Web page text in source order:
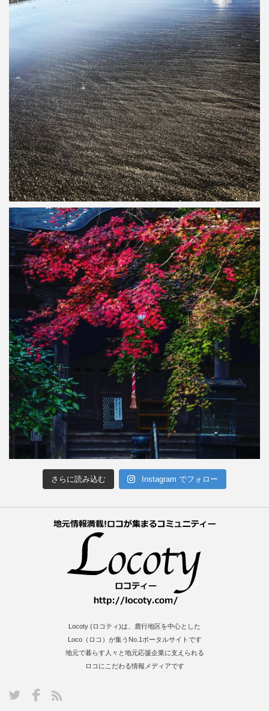
さらに読み込む Instagram でフォロー
Locoty (ロコティ)は、鹿行地区を中心とした
Loco（ロコ）が集うNo.1ポータルサイトです
地元で暮らす人々と地元応援企業に支えられる
ロコにこだわる情報メディアです